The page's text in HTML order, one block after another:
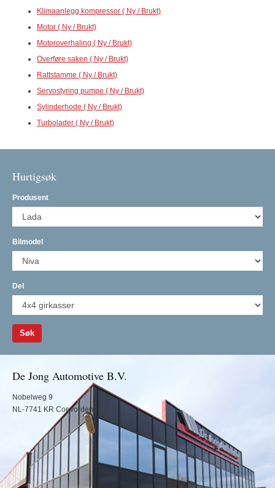
Klimaanlegg kompressor ( Ny / Brukt)
Motor ( Ny / Brukt)
Motoroverhaling ( Ny / Brukt)
Overføre saken ( Ny / Brukt)
Rattstamme ( Ny / Brukt)
Servostyring pumpe ( Ny / Brukt)
Sylinderhode ( Ny / Brukt)
Turbolader ( Ny / Brukt)
Hurtigsøk
Produsent
Bilmodel
Del
Søk
De Jong Automotive B.V.
Nobelweg 9
NL-7741 KR Coevorden